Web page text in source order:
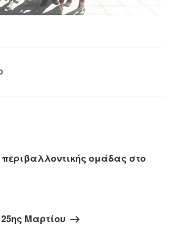
περιβαλλοντικής ομάδας στο
Μαρτίου